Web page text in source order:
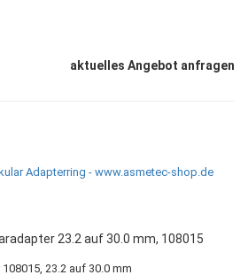
aktuelles Angebot anfragen
23.2 auf 30.0 mm, 108015
23.2 auf 30.0 mm